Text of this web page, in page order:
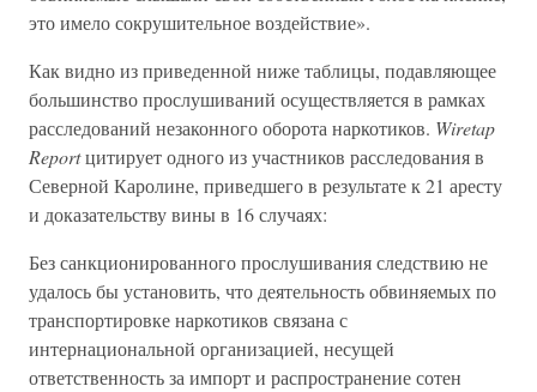
это имело сокрушительное воздействие».
Как видно из приведенной ниже таблицы, подавляющее
большинство прослушиваний осуществляется в рамках
расследований незаконного оборота наркотиков. Wiretap
Reportцитирует одного из участников расследования в
Северной Каролине, приведшего в результате к 21 аресту
и доказательству вины в 16 случаях:
Без санкционированного прослушивания следствию не
удалось бы установить, что деятельность обвиняемых по
транспортировке наркотиков связана с
интернациональной организацией, несущей
ответственность за импорт и распространение сотен